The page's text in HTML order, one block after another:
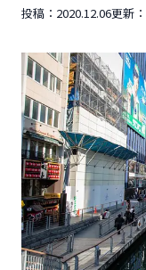
投稿： 2020.12.06更新：